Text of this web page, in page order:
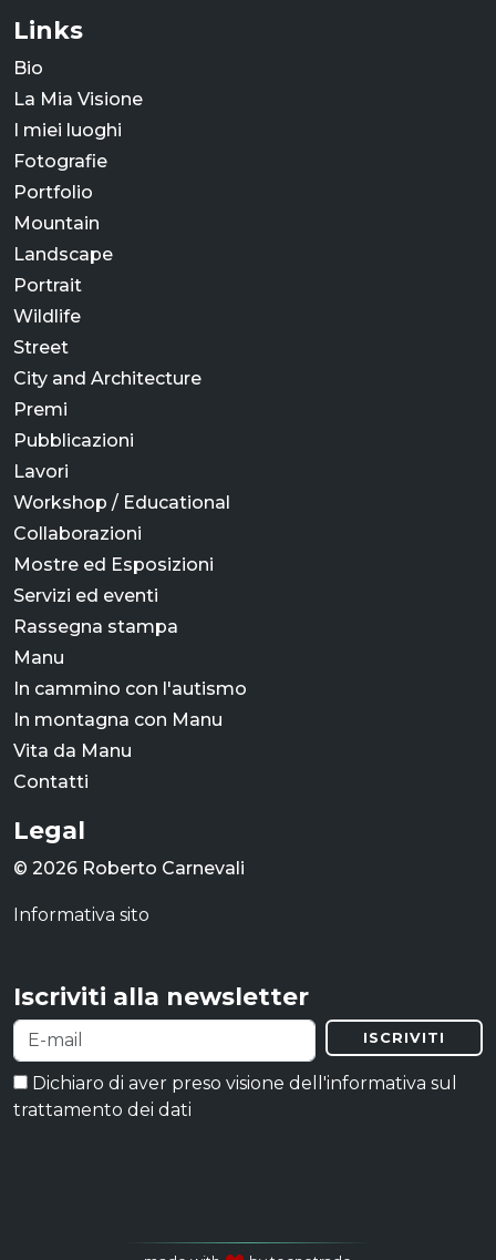
Links
Bio
La Mia Visione
I miei luoghi
Fotografie
Portfolio
Mountain
Landscape
Portrait
Wildlife
Street
City and Architecture
Premi
Pubblicazioni
Lavori
Workshop / Educational
Collaborazioni
Mostre ed Esposizioni
Servizi ed eventi
Rassegna stampa
Manu
In cammino con l'autismo
In montagna con Manu
Vita da Manu
Contatti
Legal
© 2026 Roberto Carnevali
Informativa sito
Iscriviti alla newsletter
ISCRIVITI
Dichiaro di aver preso visione dell'informativa sul
trattamento dei dati